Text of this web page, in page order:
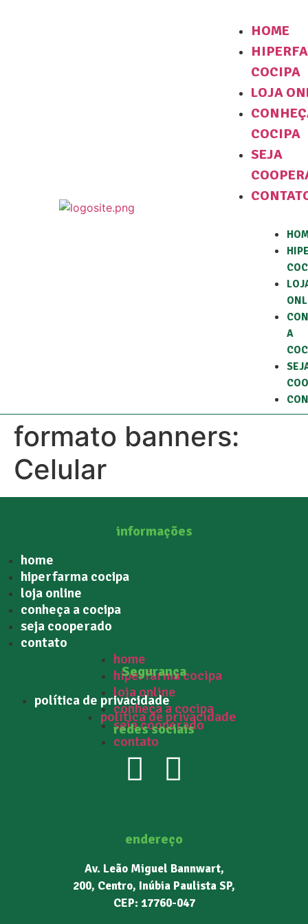
HOME
COCIPA
LOJA
COCIPA
SEJA
A
formato banners:
Celular
informações
home
hiperfarma cocipa
loja online
conheça a cocipa
seja cooperado
contato
home
hiperfarma cocipa
loja online
conheça a cocipa
seja cooperado
contato
Segurança
política de privacidade
política de privacidade
redes sociais
endereço
Av. Leão Miguel Bannwart,
200, Centro, Inúbia Paulista SP,
CEP: 17760-047